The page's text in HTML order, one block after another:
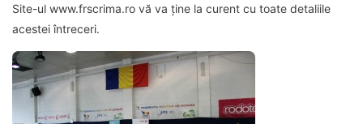
Site-ul www.frscrima.ro vă va ține la curent cu toate detaliile
acestei întreceri.